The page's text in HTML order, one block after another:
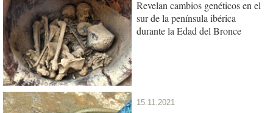
Revelan cambios genéticos en el
sur de la península ibérica
durante la Edad del Bronce
15.11.2021